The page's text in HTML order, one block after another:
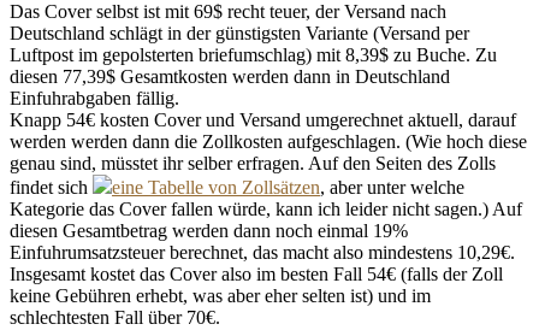
Das Cover selbst ist mit 69$ recht teuer, der Versand nach
Deutschland schlägt in der günstigsten Variante (Versand per
Luftpost im gepolsterten briefumschlag) mit 8,39$ zu Buche. Zu
diesen 77,39$ Gesamtkosten werden dann in Deutschland
Einfuhrabgaben fällig.
Knapp 54€ kosten Cover und Versand umgerechnet aktuell, darauf
werden werden dann die Zollkosten aufgeschlagen. (Wie hoch diese
genau sind, müsstet ihr selber erfragen. Auf den Seiten des Zolls
findet sich
eine Tabelle von Zollsätzen, aber unter welche
Kategorie das Cover fallen würde, kann ich leider nicht sagen.) Auf
diesen Gesamtbetrag werden dann noch einmal 19%
Einfuhrumsatzsteuer berechnet, das macht also mindestens 10,29€.
Insgesamt kostet das Cover also im besten Fall 54€ (falls der Zoll
keine Gebühren erhebt, was aber eher selten ist) und im
schlechtesten Fall über 70€.